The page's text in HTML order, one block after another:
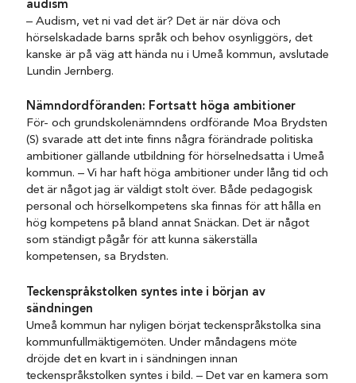
audism
– Audism, vet ni vad det är? Det är när döva och
hörselskadade barns språk och behov osynliggörs, det
kanske är på väg att hända nu i Umeå kommun, avslutade
Lundin Jernberg.
Nämndordföranden: Fortsatt höga ambitioner
För- och grundskolenämndens ordförande Moa Brydsten
(S) svarade att det inte finns några förändrade politiska
ambitioner gällande utbildning för hörselnedsatta i Umeå
kommun. – Vi har haft höga ambitioner under lång tid och
det är något jag är väldigt stolt över. Både pedagogisk
personal och hörselkompetens ska finnas för att hålla en
hög kompetens på bland annat Snäckan. Det är något
som ständigt pågår för att kunna säkerställa
kompetensen, sa Brydsten.
Teckenspråkstolken syntes inte i början av
sändningen
Umeå kommun har nyligen börjat teckenspråkstolka sina
kommunfullmäktigemöten. Under måndagens möte
dröjde det en kvart in i sändningen innan
teckenspråkstolken syntes i bild. – Det var en kamera som